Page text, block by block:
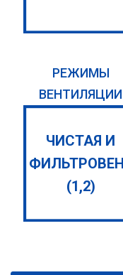
РЕЖИМЫ
ВЕНТИЛЯЦИИ
ЧИСТАЯ И
(1,2)